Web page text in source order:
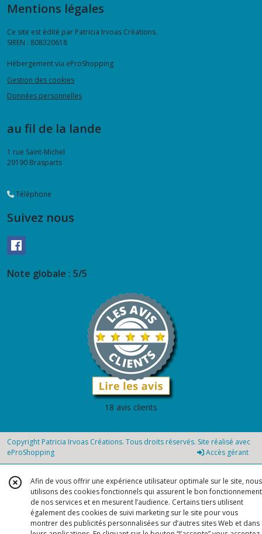
Mentions légales
Ce site est édité par Patricia Irvoas Créations.
SIREN : 808320618
Hébergement via eProShopping
Gestion des cookies
Données personnelles
au fil de la lande
1 rue Saint-Michel
29190 Brasparts
Téléphone
Suivez nous
Note globale : 5/5
18 avis clients
Copyright Patricia Irvoas Créations. Tous droits réservés. Site réalisé avec
eProShopping
Accès gérant
Afin de vous offrir une expérience utilisateur optimale sur le site, nous
utilisons des cookies fonctionnels qui assurent le bon fonctionnement
de nos services et en mesurent l’audience. Certains tiers utilisent
également des cookies de suivi marketing sur le site pour vous
montrer des publicités personnalisées sur d’autres sites Web et dans